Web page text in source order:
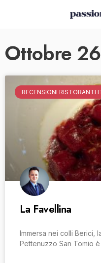
Ottobre
RECENSIONI RISTORANTI
La Favellina
Immersa nei colli Berici,
Pettenuzzo San Tomio